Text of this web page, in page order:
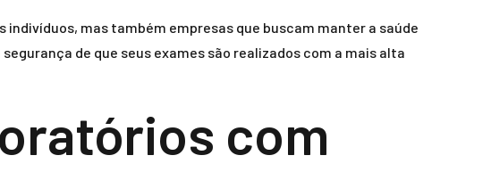
mas também empresas que buscam manter a saúde
de que seus exames são realizados com a mais alta
com